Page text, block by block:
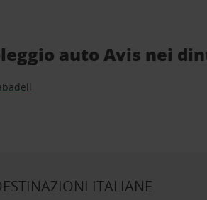
auto Avis nei
ITALIANE